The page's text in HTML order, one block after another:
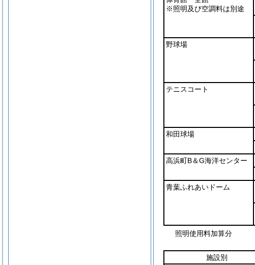
※照明及び空調料は別途
野球場
テニスコート
和田球場
高浜町B＆G海洋センター
青葉ふれあいドーム
照明使用料加算分
施設別